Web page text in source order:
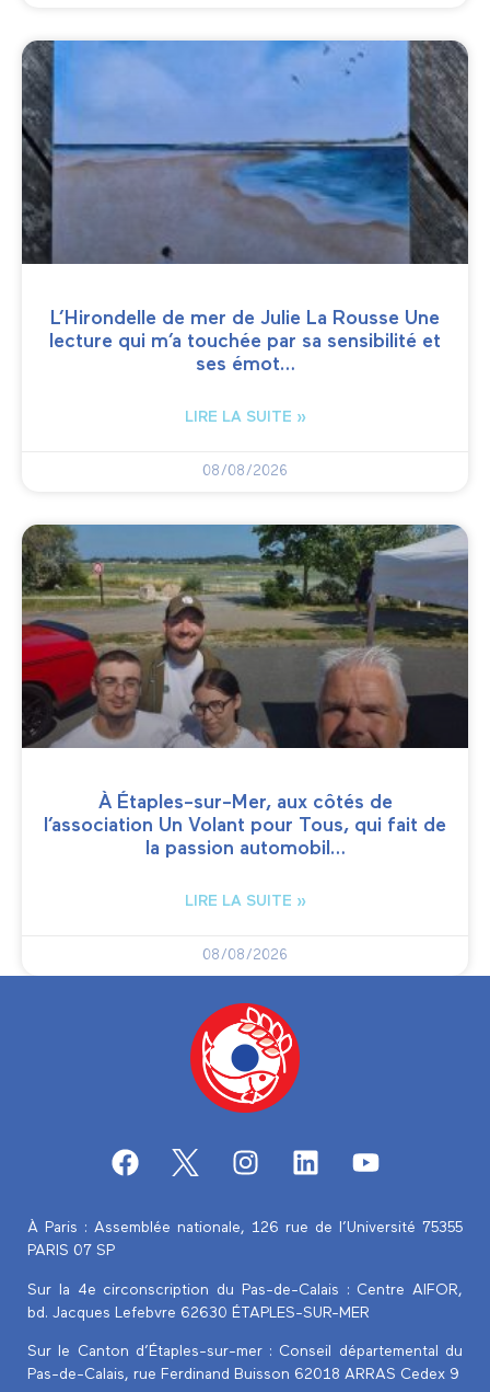
L’Hirondelle de mer de Julie La Rousse Une
lecture qui m’a touchée par sa sensibilité et
ses émot…
LIRE LA SUITE »
08/08/2026
À Étaples-sur-Mer, aux côtés de
l’association Un Volant pour Tous, qui fait de
la passion automobil…
LIRE LA SUITE »
08/08/2026
À Paris : Assemblée nationale, 126 rue de l’Université 75355
PARIS 07 SP
Sur la 4e circonscription du Pas-de-Calais : Centre AIFOR,
bd. Jacques Lefebvre 62630 ÉTAPLES-SUR-MER
Sur le Canton d’Étaples-sur-mer : Conseil départemental du
Pas-de-Calais, rue Ferdinand Buisson 62018 ARRAS Cedex 9